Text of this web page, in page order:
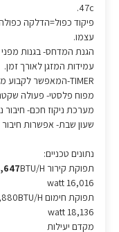
47c.
פיקוד כפול=הדלקה
עצמו.
הגנת המדחס- בגנות
עמידות המזגן לאורך זמן.
TIMER-המאפשר לקבוע מראש את זמן ההדלקה וזמן הכיבוי של המזגן.
מפוח פלסטי- פעולה
מערכת ניקוז חכם- חיבור
שעון שבת- אפשרות
נתונים טכניים:
תפוקת קירור BTU/H
watt 16,016
תפוקת חימום 61,880BTU/H
watt 18,136
מקדם יעילות